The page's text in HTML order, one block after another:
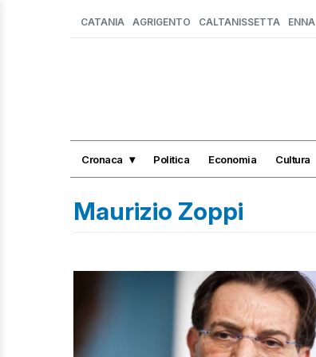
CATANIA AGRIGENTO CALTANISSETTA ENNA
Cronaca Politica Economia Cultura
Maurizio Zoppi